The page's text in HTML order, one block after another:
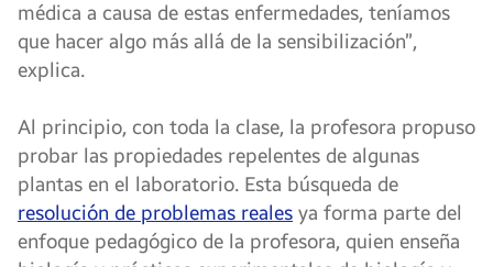
médica a causa de estas enfermedades, teníamos
que hacer algo más allá de la sensibilización”,
explica.
Al principio, con toda la clase, la profesora propuso
probar las propiedades repelentes de algunas
plantas en el laboratorio. Esta búsqueda de
resolución de problemas reales ya forma parte del
enfoque pedagógico de la profesora, quien enseña